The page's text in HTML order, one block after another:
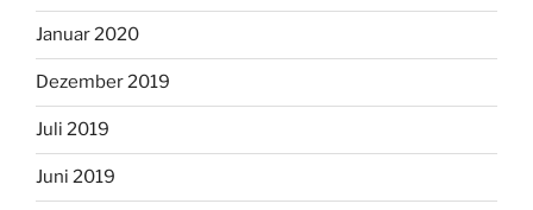
Januar 2020
Dezember 2019
Juli 2019
Juni 2019